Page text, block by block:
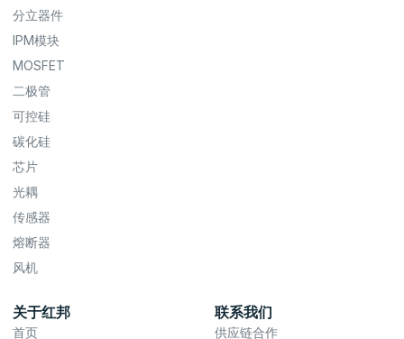
分立器件
IPM模块
MOSFET
二极管
可控硅
碳化硅
芯片
光耦
传感器
熔断器
风机
关于红邦
首页
联系我们
供应链合作